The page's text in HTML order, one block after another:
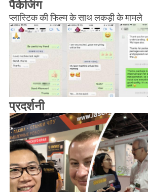
पैकेजिंग
प्लास्टिक की फिल्म के साथ लकड़ी के मामले
प्रदर्शनी